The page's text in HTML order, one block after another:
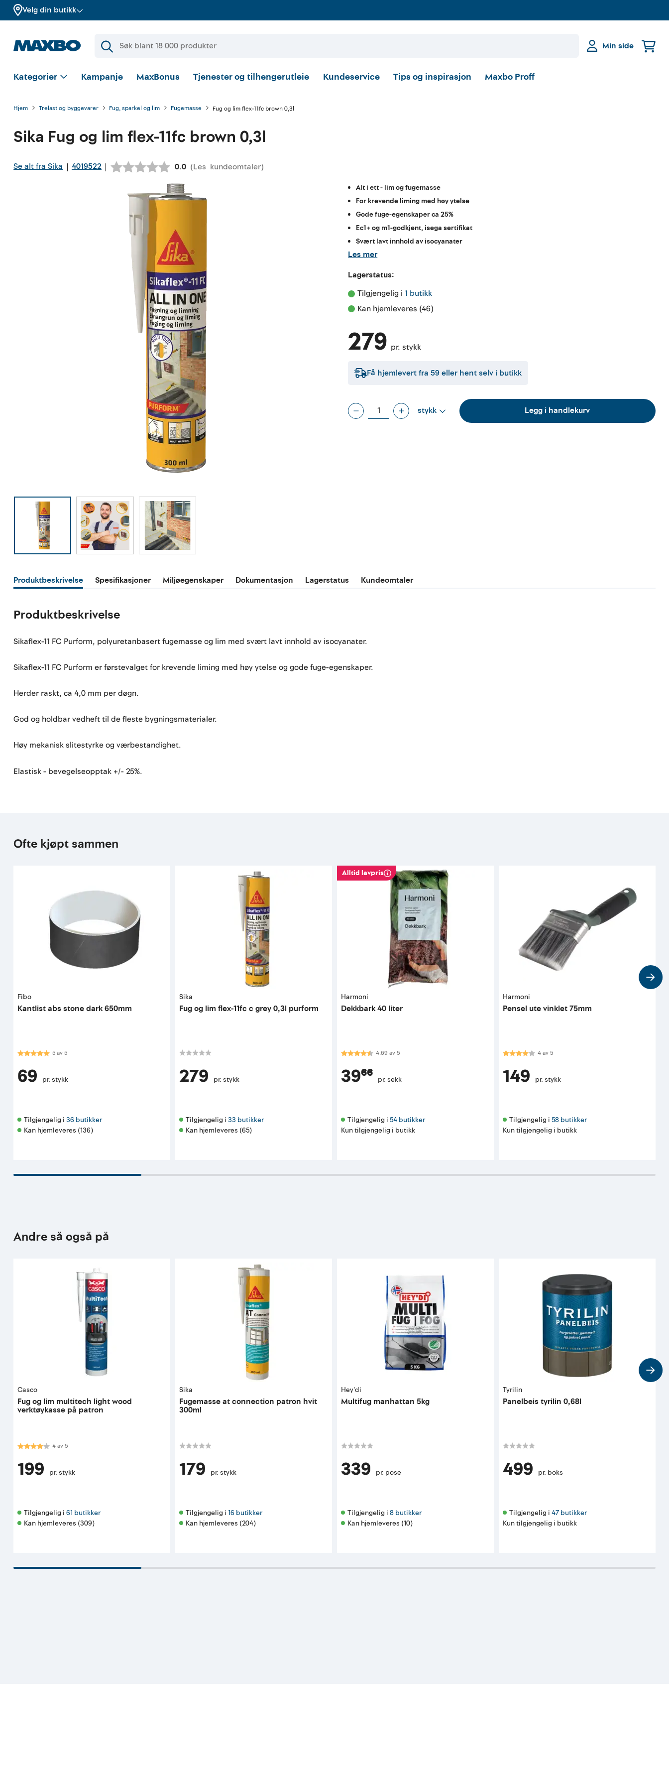
Velg din butikk
Min side
Kategorier Kampanje MaxBonus Tjenester og tilhengerutleie Kundeservice Tips og inspirasjon Maxbo Proff
Hjem Trelast og byggevarer Fug, sparkel og lim Fugemasse Fug og lim flex-11fc brown 0,3l
Sika Fug og lim flex-11fc brown 0,3l
Se alt fra Sika | 4019522 | Gjennomsnittskarakter:
0.0 (Les kundeomtaler)
Alt i ett - lim og fugemasse
For krevende liming med høy ytelse
Gode fuge-egenskaper ca 25%
Ec1+ og m1-godkjent, isega sertifikat
Svært lavt innhold av isocyanater
Les mer
Lagerstatus:
Tilgjengelig i 1 butikk
Kan hjemleveres (46)
279 pr. stykk
Få hjemlevert fra 59eller hent selv i butikk
stykk Legg i handlekurv
Produktbeskrivelse Spesifikasjoner Miljøegenskaper Dokumentasjon Lagerstatus Kundeomtaler
Produktbeskrivelse
Sikaflex-11 FC Purform, polyuretanbasert fugemasse og lim med svært lavt innhold av isocyanater.
Sikaflex-11 FC Purform er førstevalget for krevende liming med høy ytelse og gode fuge-egenskaper.
Herder raskt, ca 4,0 mm per døgn.
God og holdbar vedheft til de fleste bygningsmaterialer.
Høy mekanisk slitestyrke og værbestandighet.
Elastisk - bevegelseopptak +/- 25%.
Ofte kjøpt sammen
Fibo
Kantlist abs stone dark 650mm
Karakter:5.0 av 5 mulige
5av5
69 pr. stykk
Tilgjengelig i 36 butikker
Kan hjemleveres (136)
Sika
Fug og lim flex-11fc c grey 0,3l purform
279 pr. stykk
Tilgjengelig i 33 butikker
Kan hjemleveres (65)
Alltid lavpris
Harmoni
Dekkbark 40 liter
Karakter:4.7 av 5 mulige
4.69 av5
39⁶⁶ pr. sekk
Tilgjengelig i 54 butikker
Kun tilgjengelig i butikk
Harmoni
Pensel ute vinklet 75mm
Karakter:4.0 av 5 mulige
4av5
149 pr. stykk
Tilgjengelig i 58 butikker
Kun tilgjengelig i butikk
Andre så også på
Casco
Fug og lim multitech light wood
verktøykasse på patron
Karakter:4.0 av 5 mulige
4av5
199 pr. stykk
Tilgjengelig i 61 butikker
Kan hjemleveres (309)
Sika
Fugemasse at connection patron hvit
300ml
179 pr. stykk
Tilgjengelig i 16 butikker
Kan hjemleveres (204)
Hey'di
Multifug manhattan 5kg
339 pr. pose
Tilgjengelig i 8 butikker
Kan hjemleveres (10)
Tyrilin
Panelbeis tyrilin 0,68l
499 pr. boks
Tilgjengelig i 47 butikker
Kun tilgjengelig i butikk